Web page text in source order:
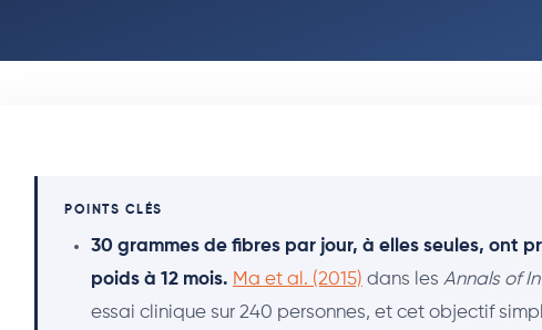
POINTS CLÉS
30 grammes de fibres par jour, à elles seules, ont
poids à 12 mois. Ma et al. (2015) dans les Annals of
essai clinique sur 240 personnes, et cet objectif